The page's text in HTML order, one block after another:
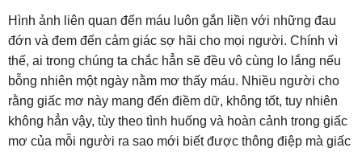
Hình ảnh liên quan đến máu luôn gắn liền với những đau
đớn và đem đến cảm giác sợ hãi cho mọi người. Chính vì
thế, ai trong chúng ta chắc hẳn sẽ đều vô cùng lo lắng nếu
bỗng nhiên một ngày nằm mơ thấy máu. Nhiều người cho
rằng giấc mơ này mang đến điềm dữ, không tốt, tuy nhiên
không hẳn vậy, tùy theo tình huống và hoàn cảnh trong giấc
mơ của mỗi người ra sao mới biết được thông điệp mà giấc